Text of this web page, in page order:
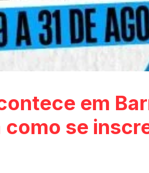
em
se